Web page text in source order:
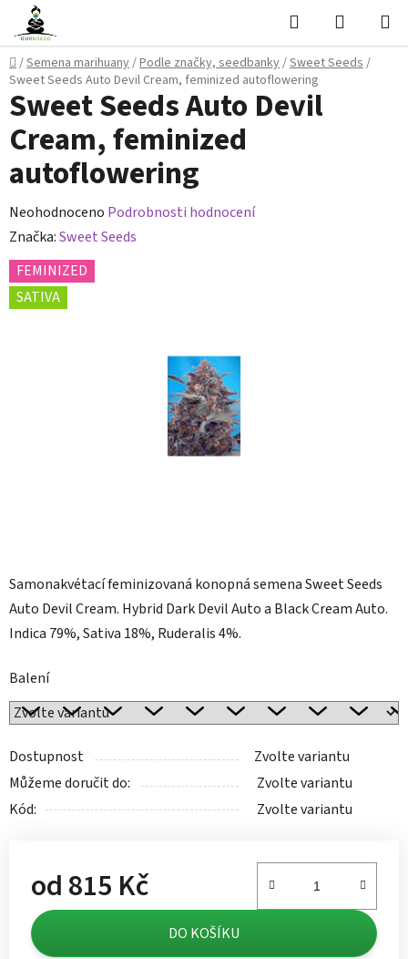
Přejít
obsah
Hledat
KOŠÍK
Domů
/Semena marihuany/Podle značky, seedbanky/Sweet Seeds/
Sweet Seeds Auto Devil Cream, feminized autoflowering
Samonakvétací feminizovaná konopná semena Sweet Seeds
Auto Devil Cream. Hybrid Dark Devil Auto a Black Cream Auto.
Indica 79%, Sativa 18%, Ruderalis 4%.
Balení
Dostupnost
Zvolte variantu
Můžeme doručit do:
Zvolte variantu
Kód:
Zvolte variantu
od815 Kč
Měrná cena:
DO KOŠÍKU
Sweet Seeds Auto Devil
Cream, feminized
autoflowering
Průměrné
hodnocení
produktu
je
0,0
Neohodnoceno Podrobnosti hodnocení
Značka:Sweet Seeds
FEMINIZED
SATIVA